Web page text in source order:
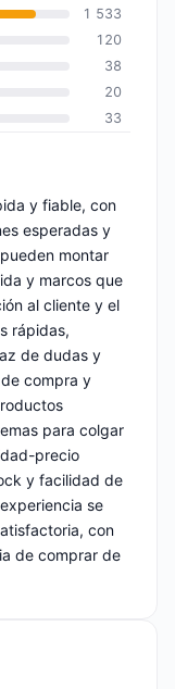
1 533
120
38
20
33
y fiable, con
esperadas y
montar
y marcos que
al cliente y el
rápidas,
de dudas y
compra y
para colgar
precio
y facilidad de
se
con
de comprar de